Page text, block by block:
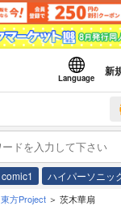
Language
新
comic1 ハイパーソニッ
東方Project 茨木華扇